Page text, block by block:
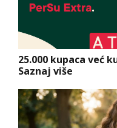
25.000 kupaca već
Saznaj više